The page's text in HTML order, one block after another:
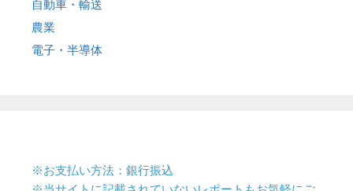
自動車・輸送
農業
電子・半導体
※お支払い方法：銀行振込